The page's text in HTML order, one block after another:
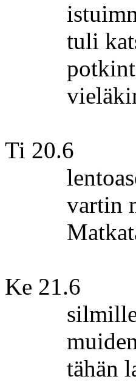
tuli
Ti 20.6
vartin
Ke 21.6
tähän